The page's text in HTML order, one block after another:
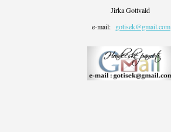
Jirka Gottvald
e-mail: gotisek@gmail.com